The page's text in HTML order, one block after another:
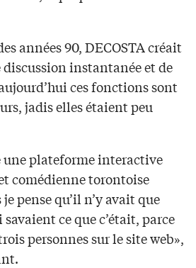
années 90, DECOSTA créait
instantanée et de
ces fonctions sont
jadis elles étaient peu
une plateforme interactive
comédienne torontoise
pense qu’il n’y avait que
ce que c’était, parce
personnes sur le site web»,